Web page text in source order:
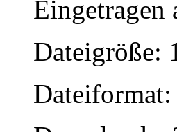
Eingetragen
Dateigröße: